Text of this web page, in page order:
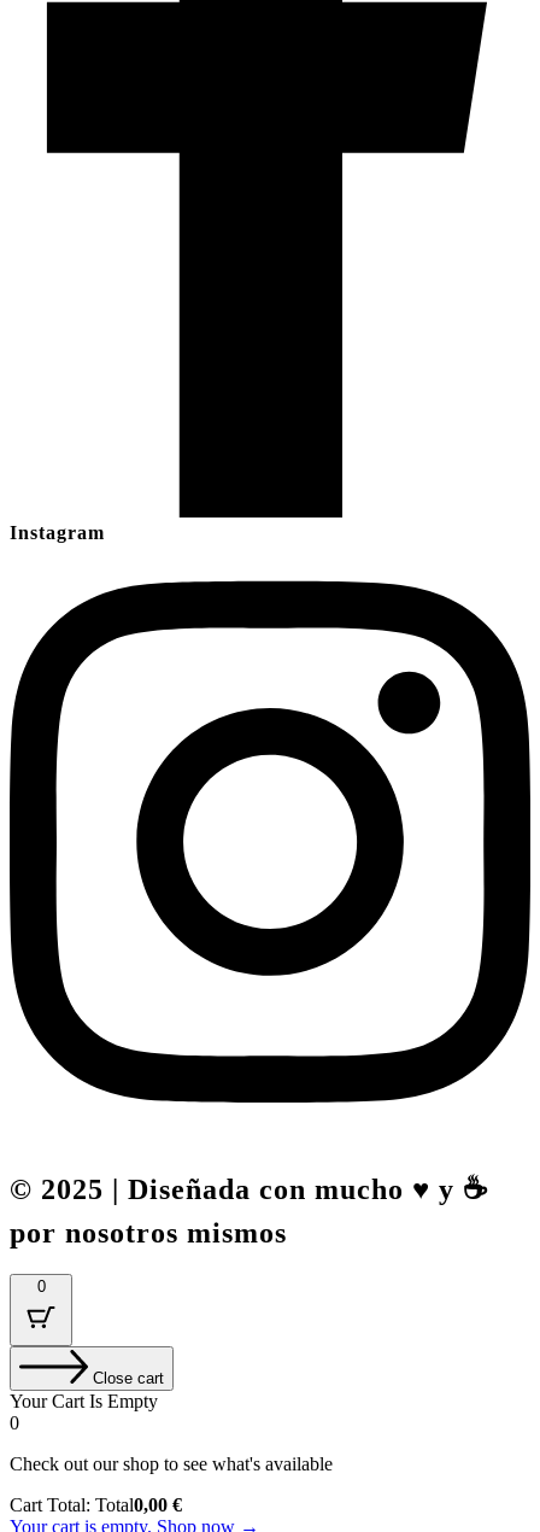
Instagram
© 2025 | Diseñada con mucho ♥️ y ☕
por nosotros mismos
0
Close cart
Your Cart Is Empty
0
Check out our shop to see what's available
Cart Total: Total0,00 €
Your cart is empty. Shop now →